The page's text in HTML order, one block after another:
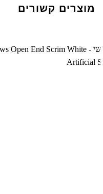
מוצרים קשורים